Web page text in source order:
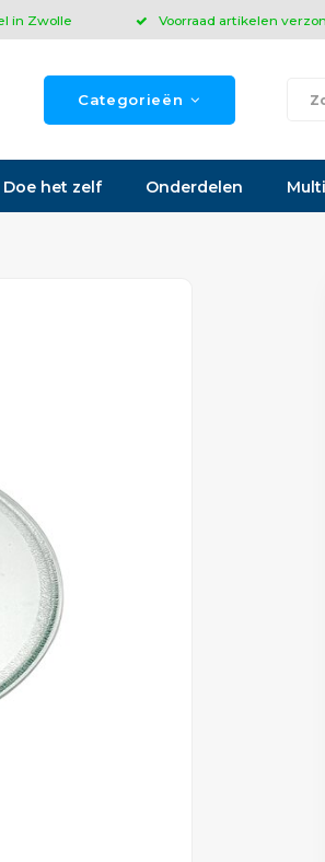
in Zwolle Voorraad artikelen
Categorieën
Doe het zelf Onderdelen